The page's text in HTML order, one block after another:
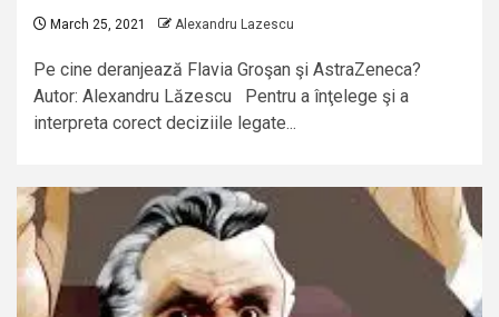
March 25, 2021 Alexandru Lazescu
Pe cine deranjează Flavia Groşan şi AstraZeneca?
Autor: Alexandru Lăzescu Pentru a înţelege şi a
interpreta corect deciziile legate...